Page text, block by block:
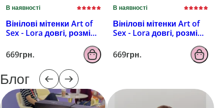
В наявності
Вінілові мітенки Art of
Sex - Lora довгі, розмір
ефектом мокрого
оксамиту
669грн.
В наявності
Вінілові мітенки Art of
Sex - Lora довгі, розмір
ефектом голограми
669грн.
Блог